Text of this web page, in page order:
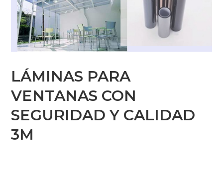
LÁMINAS PARA
VENTANAS CON
SEGURIDAD Y CALIDAD
3M